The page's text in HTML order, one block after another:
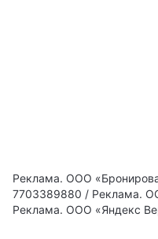
Реклама. ООО
7703389880 / Реклама.
Реклама. ООО «Яндекс